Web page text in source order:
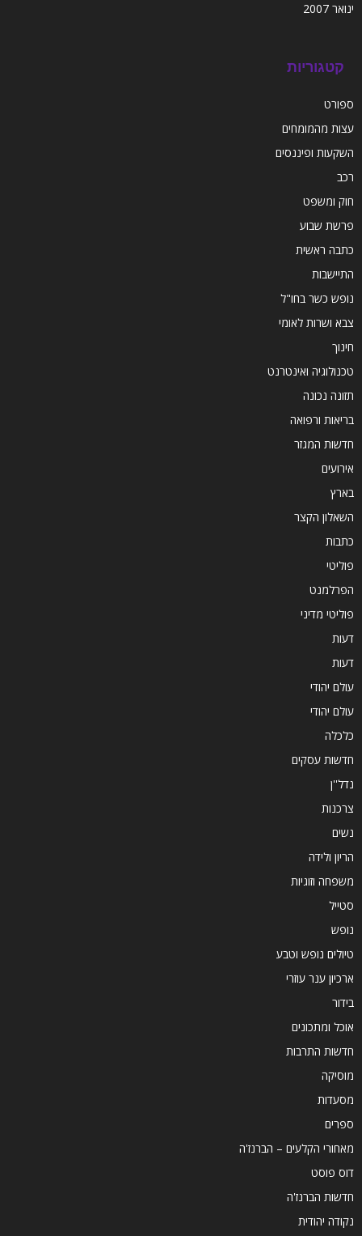
ינואר 2007
קטגוריות
ספורט
עצות מהמומחים
השקעות ופיננסים
רכב
חוק ומשפט
פרשת שבוע
כתבה ראשית
התיישבות
נופש כשר בחו"ל
צבא ושרות לאומי
חינוך
טכנולוגיה ואינטרנט
תזונה נכונה
בריאות ורפואה
חדשות המגזר
אירועים
בארץ
השאלון הקצר
כתבות
פוליטי
הפרלמנט
פוליטי מדיני
דעות
דעות
עולם יהודי
עולם יהודי
כלכלה
חדשות עסקים
נדל''ן
צרכנות
נשים
הריון ולידה
משפחה וזוגיות
סטייל
נופש
טיולים נופש וטבע
ארכיון ענר עוזרי
בידור
אוכל ומתכונים
חדשות התרבות
מוסיקה
מסעדות
ספרים
מאחורי הקלעים – הברנז'ה
דוס פוסט
חדשות הברנז'ה
נקודה יהודית